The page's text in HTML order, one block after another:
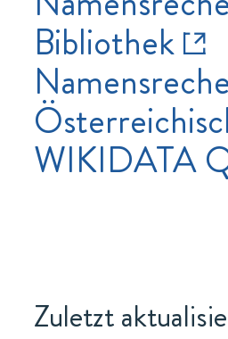
Bibliothek
WIKIDATA
Zuletzt